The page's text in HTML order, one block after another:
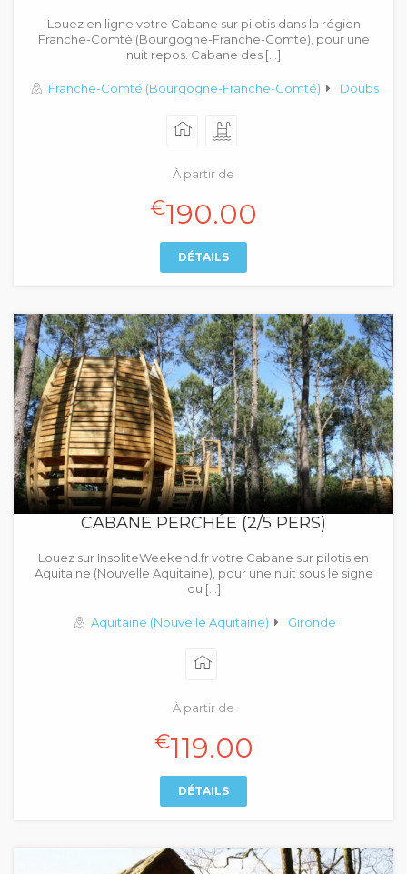
Louez en ligne votre Cabane sur pilotis dans la région
Franche-Comté (Bourgogne-Franche-Comté), pour une
nuit repos. Cabane des […]
Franche-Comté (Bourgogne-Franche-Comté) Doubs
À partir de
€190.00
DÉTAILS
CABANE PERCHÉE (2/5 PERS)
Louez sur InsoliteWeekend.fr votre Cabane sur pilotis en
Aquitaine (Nouvelle Aquitaine), pour une nuit sous le signe
du […]
Aquitaine (Nouvelle Aquitaine) Gironde
À partir de
€119.00
DÉTAILS